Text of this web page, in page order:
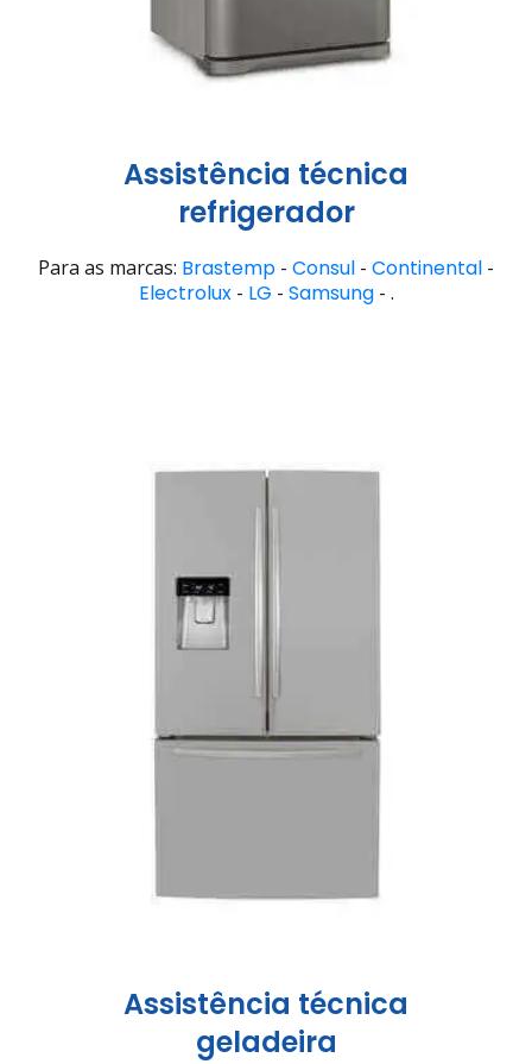
Assistência técnica
refrigerador
Para as marcas: Brastemp - Consul - Continental -
Electrolux- LG - Samsung- .
Assistência técnica
geladeira